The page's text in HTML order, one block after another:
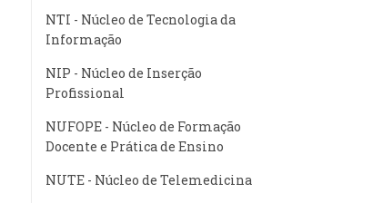
NTI - Núcleo de Tecnologia da
Informação
NIP - Núcleo de Inserção
Profissional
NUFOPE - Núcleo de Formação
Docente e Prática de Ensino
NUTE - Núcleo de Telemedicina